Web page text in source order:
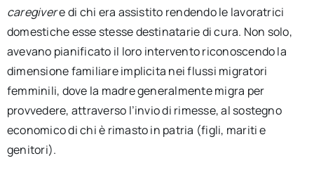
caregivere di chi era assistito rendendo le lavoratrici
domestiche esse stesse destinatarie di cura. Non solo,
avevano pianificato il loro intervento riconoscendo la
dimensione familiare implicita nei flussi migratori
femminili, dove la madre generalmente migra per
provvedere, attraverso l’invio di rimesse, al sostegno
economico di chi è rimasto in patria (figli, mariti e
genitori).